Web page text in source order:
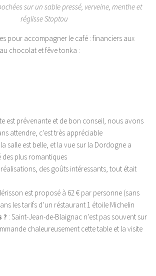
sur un sable pressé, verveine, menthe et
réglisse Stoptou
pour accompagner le café : financiers aux
chocolat et fêve tonka :
est prévenante et de bon conseil, nous avons
attendre, c’est très appréciable
la salle est belle, et la vue sur la Dordogne a
plus romantiques
réalisations, des goûts intéressants, tout était
est proposé à 62 € par personne (sans
les tarifs d’un réstaurant 1 étoile Michelin
? : Saint-Jean-de-Blaignac n’est pas souvent sur
chaleureusement cette table et la visite